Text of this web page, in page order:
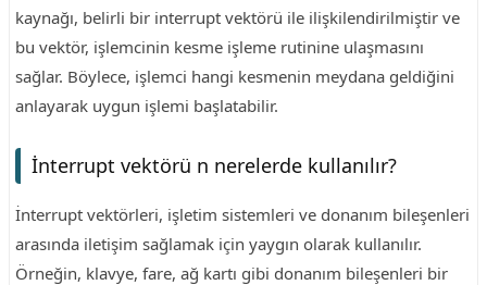
kaynağı, belirli bir interrupt vektörü ile ilişkilendirilmiştir ve
bu vektör, işlemcinin kesme işleme rutinine ulaşmasını
sağlar. Böylece, işlemci hangi kesmenin meydana geldiğini
anlayarak uygun işlemi başlatabilir.
İnterrupt vektörü n nerelerde kullanılır?
İnterrupt vektörleri, işletim sistemleri ve donanım bileşenleri
arasında iletişim sağlamak için yaygın olarak kullanılır.
Örneğin, klavye, fare, ağ kartı gibi donanım bileşenleri bir